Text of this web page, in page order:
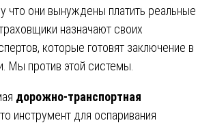
что они вынуждены платить реальные
назначают своих
которые готовят заключение в
Мы против этой системы.
дорожно-транспортная
инструмент для оспаривания